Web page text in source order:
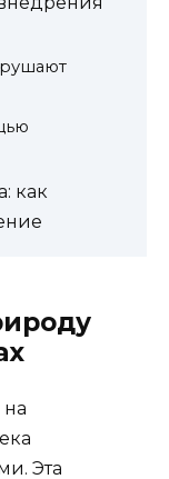
как
Эта